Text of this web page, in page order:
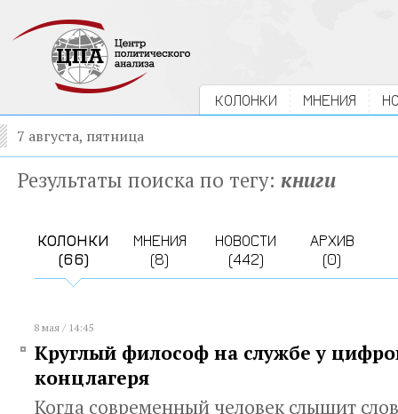
КОЛОНКИ МНЕНИЯ
7 августа, пятница
Результаты поиска по тегу: книги
КОЛОНКИ
(66)
МНЕНИЯ
(8)
НОВОСТИ
(442)
АРХИВ
(0)
8 мая / 14:45
Круглый философ на службе у
концлагеря
Когда современный человек слышит